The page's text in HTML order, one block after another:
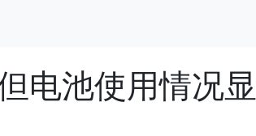
电池使用情况